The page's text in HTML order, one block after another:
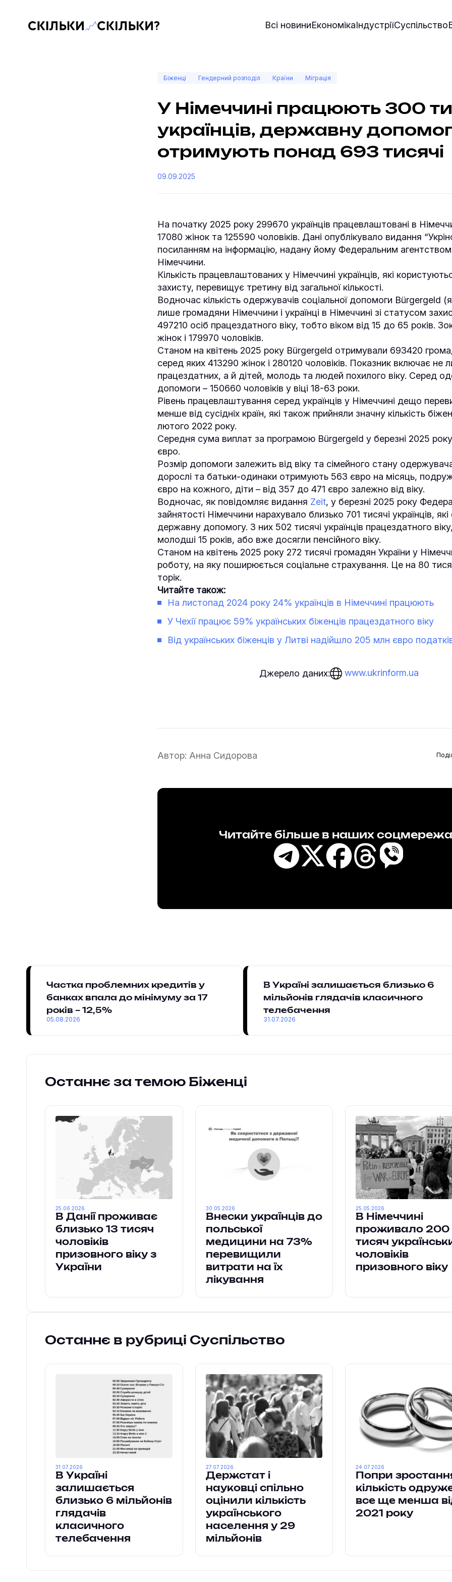
Скільки-скільки? — Медіа про суспільні дані Всі новиниЕкономікаІндустріїСуспільство
Біженці Гендерний розподіл Країни Міграція
У Німеччині працюють 300
українців, державну
отримують понад 693 тисячі
09.09.2025
На початку 2025 року 299670 українців працевлаштовані в
17080 жінок та 125590 чоловіків. Дані опублікувало видання
посиланням на інформацію, надану йому Федеральним агентством
Німеччини.
Кількість працевлаштованих у Німеччині українців, які
захисту, перевищує третину від загальної кількості.
Водночас кількість одержувачів соціальної допомоги Bürgergeld
лише громадяни Німеччини і українці в Німеччині зі статусом
497210 осіб працездатного віку, тобто віком від 15 до 65 років.
жінок і 179970 чоловіків.
Станом на квітень 2025 року Bürgergeld отримували 693420
серед яких 413290 жінок і 280120 чоловіків. Показник включає не
працездатних, а й дітей, молодь та людей похилого віку. Серед
допомоги – 150660 чоловіків у віці 18-63 роки.
Рівень працевлаштування серед українців у Німеччині дещо
менше від сусідніх країн, які також прийняли значну кількість
лютого 2022 року.
Середня сума виплат за програмою Bürgergeld у березні 2025
євро.
Розмір допомоги залежить від віку та сімейного стану
дорослі та батьки-одинаки отримують 563 євро на місяць,
євро на кожного, діти – від 357 до 471 євро залежно від віку.
Водночас, як повідомляє видання Zeit, у березні 2025 року
зайнятості Німеччини нарахувало близько 701 тисячі українців,
державну допомогу. З них 502 тисячі українців працездатного
молодші 15 років, або вже досягли пенсійного віку.
Станом на квітень 2025 року 272 тисячі громадян України у
роботу, на яку поширюється соціальне страхування. Це на 80
торік.
Читайте також:
На листопад 2024 року 24% українців в Німеччині працюють
У Чехії працює 59% українських біженців працездатного віку
Від українських біженців у Литві надійшло 205 млн євро
Джерело даних: www.ukrinform.ua
Автор: Анна Сидорова
Читайте більше в наших
Частка проблемних кредитів у
банках впала до мінімуму за 17
років – 12,5%
05.08.2026
В Україні залишається близько 6
мільйонів глядачів класичного
телебачення
31.07.2026
Останнє за темою Біженці
В Данії проживає
близько 13 тисяч
чоловіків
призовного віку з
України
25.06.2026
Внески українців до
польської
медицини на 73%
перевищили
витрати на їх
лікування
30.05.2026
В Німеччині
проживало 200
тисяч
чоловіків
призовного віку
25.05.2026
Останнє в рубриці Суспільство
В Україні
залишається
близько 6 мільйонів
глядачів
класичного
телебачення
31.07.2026
Держстат і
науковці спільно
оцінили кількість
українського
населення у 29
мільйонів
27.07.2026
Попри
кількість
все ще менша
2021 року
24.07.2026